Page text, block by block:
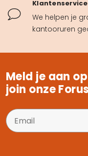
We helpen je
kantooruren
Meld je aan
join onze